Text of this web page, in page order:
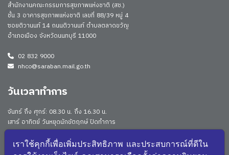
สำนักงานคณะกรรมการสุขภาพแห่งชาติ (สช.)
ชั้น 3 อาคารสุขภาพแห่งชาติ เลขที่ 88/39 หมู่ 4
ซอยติวานนท์ 14 ถนนติวานนท์ ตำบลตลาดขวัญ
อำเภอเมือง จังหวัดนนทบุรี 11000
02 832 9000
nhco@saraban.mail.go.th
วันเวลาทำการ
จันทร์ ถึง ศุกร์: 08.30 น. ถึง 16.30 น.
เสาร์ อาทิตย์ วันหยุดนักขัตฤกษ์ ปิดทำการ
Work From Anywhere (WFA)/ Work From Home (WFH)
ดูประกาศนโยบาย
เราใช้คุกกี้เพื่อเพิ่มประสิทธิภาพ และประสบการณ์ที่ดีใน